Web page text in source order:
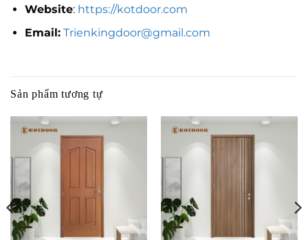
Website: https://kotdoor.com
Email: Trienkingdoor@gmail.com
Sản phẩm tương tự